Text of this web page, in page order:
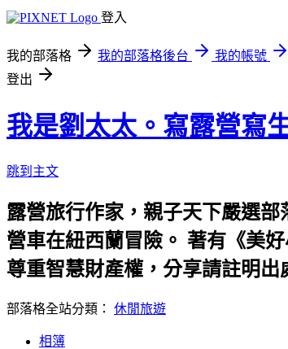
登入
我的部落格 我的部落格後台
我的帳號
登出
我是劉太太。寫露營寫
跳到主文
露營旅行作家，親子天下嚴選
營車在紐西蘭冒險。 著有《美
尊重智慧財產權，分享請註明出
部落格全站分類： 休閒旅遊
相簿